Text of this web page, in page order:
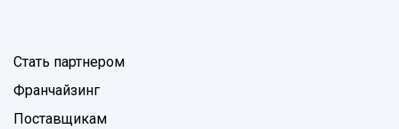
Стать партнером
Франчайзинг
Поставщикам